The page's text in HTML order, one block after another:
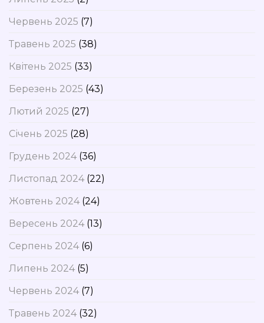
Червень 2025 (7)
Травень 2025 (38)
Квітень 2025 (33)
Березень 2025 (43)
Лютий 2025 (27)
Січень 2025 (28)
Грудень 2024(36)
Листопад 2024(22)
Жовтень 2024(24)
Вересень 2024(13)
Серпень 2024(6)
Липень 2024(5)
Червень 2024(7)
Травень 2024(32)